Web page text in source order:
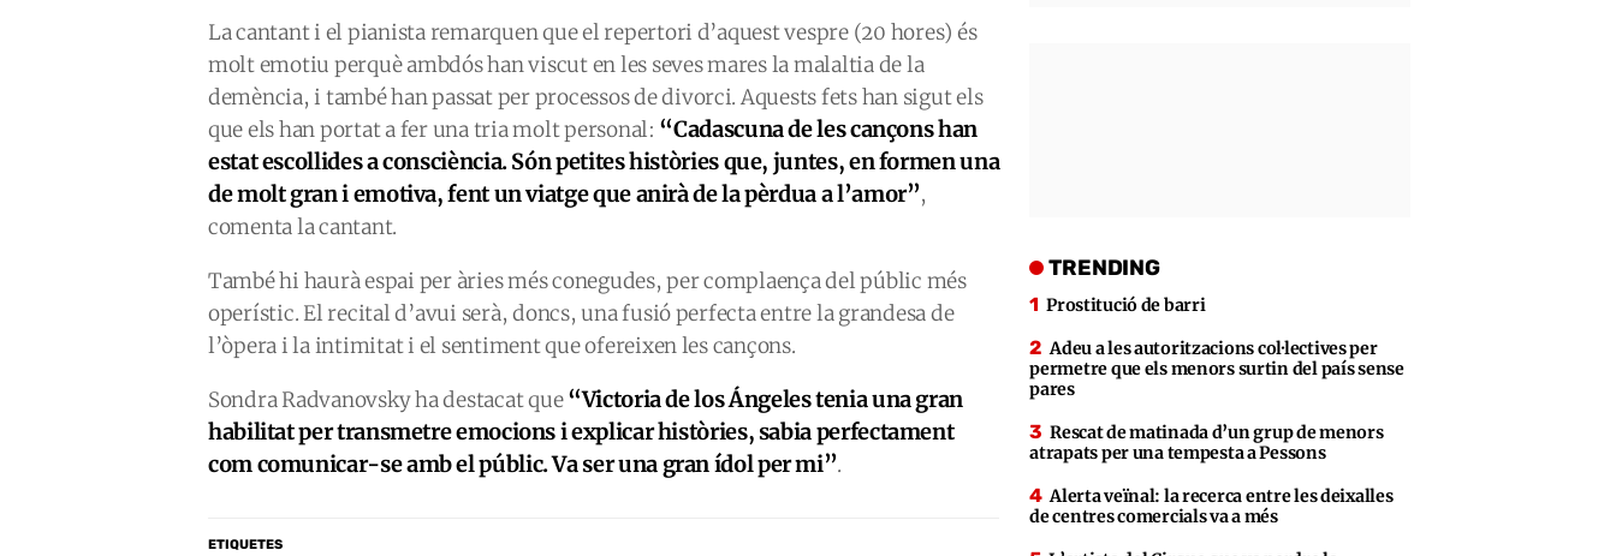
La cantant i el pianista remarquen que el repertori d’aquest vespre (20 hores) és
molt emotiu perquè ambdós han viscut en les seves mares la malaltia de la
demència, i també han passat per processos de divorci. Aquests fets han sigut els
que els han portat a fer una tria molt personal: “Cadascuna de les cançons han
estat escollides a consciència. Són petites històries que, juntes, en formen una
de molt gran i emotiva, fent un viatge que anirà de la pèrdua a l’amor”,
comenta la cantant.
També hi haurà espai per àries més conegudes, per complaença del públic més
operístic. El recital d’avui serà, doncs, una fusió perfecta entre la grandesa de
l’òpera i la intimitat i el sentiment que ofereixen les cançons.
Sondra Radvanovsky ha destacat que“Victoria de los Ángeles tenia una gran
habilitat per transmetre emocions i explicar històries, sabia perfectament
com comunicar-se amb el públic. Va ser una gran ídol per mi”.
ETIQUETES
TRENDING
Prostitució de barri
Adeu a les autoritzacions col·lectives per
permetre que els menors surtin del país sense
pares
Rescat de matinada d’un grup de menors
atrapats per una tempesta a Pessons
Alerta veïnal: la recerca entre les deixalles
de centres comercials va a més